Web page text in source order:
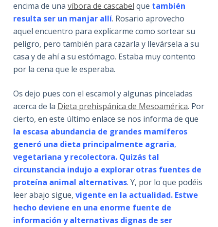
encima de una víbora de cascabel que también
resulta ser un manjar allí. Rosario aprovecho
aquel encuentro para explicarme como sortear su
peligro, pero también para cazarla y llevársela a su
casa y de ahí a su estómago. Estaba muy contento
por la cena que le esperaba.
Os dejo pues con el escamol y algunas pinceladas
acerca de la Dieta prehispánica de Mesoamérica. Por
cierto, en este último enlace se nos informa de que
la escasa abundancia de grandes mamíferos
generó una dieta principalmente agraria,
vegetariana y recolectora. Quizás tal
circunstancia indujo a explorar otras fuentes de
proteína animal alternativas. Y, por lo que podéis
leer abajo sigue, vigente en la actualidad. Estwe
hecho deviene en una enorme fuente de
información y alternativas dignas de ser